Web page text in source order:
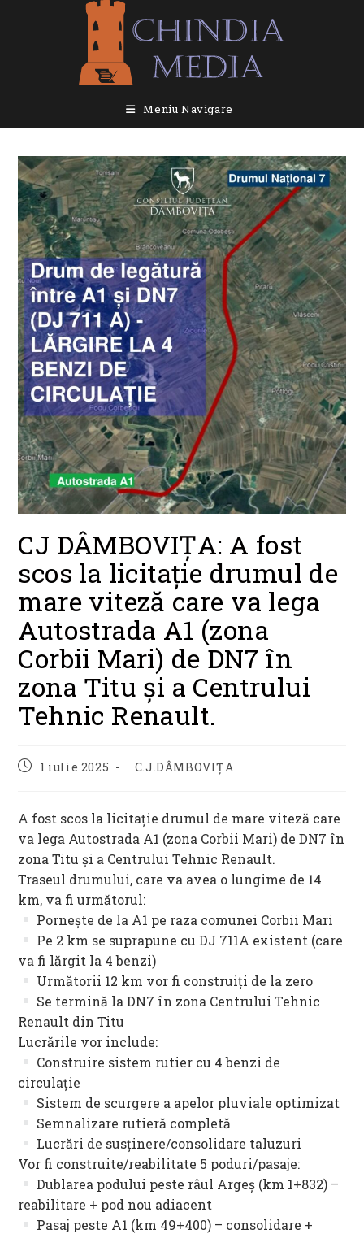
Meniu Navigare
CJ DÂMBOVIȚA: A fost
scos la licitație drumul de
mare viteză care va lega
Autostrada A1 (zona
Corbii Mari) de DN7 în
zona Titu și a Centrului
Tehnic Renault.
Post1 iulie 2025
Post
C.J.DÂMBOVIȚA
A fost scos la licitație drumul de mare viteză care
va lega Autostrada A1 (zona Corbii Mari) de DN7 în
zona Titu și a Centrului Tehnic Renault.
Traseul drumului, care va avea o lungime de 14
km, va fi următorul:
Pornește de la A1 pe raza comunei Corbii Mari
Pe 2 km se suprapune cu DJ 711A existent (care
va fi lărgit la 4 benzi)
Următorii 12 km vor fi construiți de la zero
Se termină la DN7 în zona Centrului Tehnic
Renault din Titu
Lucrările vor include:
Construire sistem rutier cu 4 benzi de
circulație
Sistem de scurgere a apelor pluviale optimizat
Semnalizare rutieră completă
Lucrări de susținere/consolidare taluzuri
Vor fi construite/reabilitate 5 poduri/pasaje:
Dublarea podului peste râul Argeș (km 1+832) –
reabilitare + pod nou adiacent
Pasaj peste A1 (km 49+400) – consolidare +